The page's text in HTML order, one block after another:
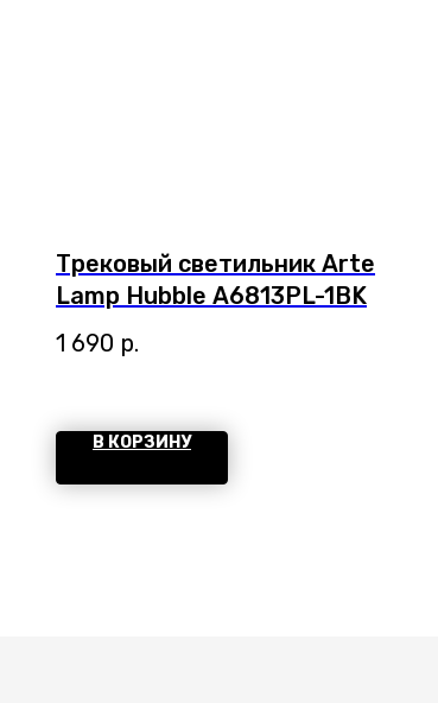
Трековый светильник Arte
Lamp Hubble A6813PL-1BK
1 690 р.
В КОРЗИНУ